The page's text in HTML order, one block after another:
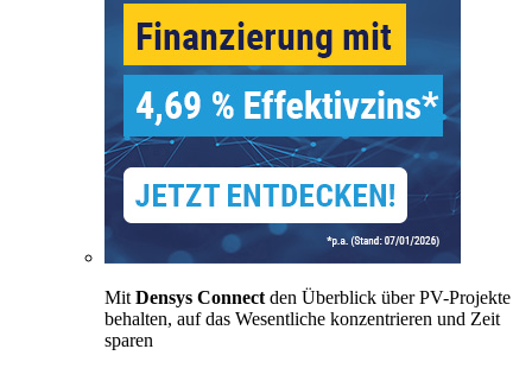
Mit Densys Connect den Überblick über PV-Projekte
behalten, auf das Wesentliche konzentrieren und Zeit
sparen